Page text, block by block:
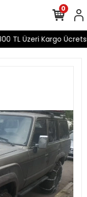
TL Üzeri Kargo Ücretsiz
0